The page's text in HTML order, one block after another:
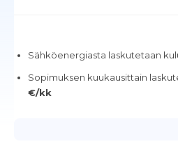
Sähköenergiasta laskutetaan
Sopimuksen kuukausittain
€/kk